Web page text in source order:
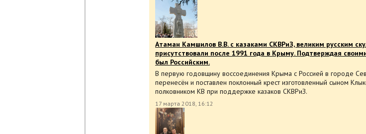
Атаман Камшилов В.В. с казаками СКВРиЗ, великим русским
присутствовали после 1991 года в Крыму. Подтверждая
был Российским.
В первую годовщину воссоединения Крыма с Россией в городе
перенесён и поставлен поклонный крест изготовленный сыном
полковником КВ при поддержке казаков СКВРиЗ.
17 марта 2018, 16:12